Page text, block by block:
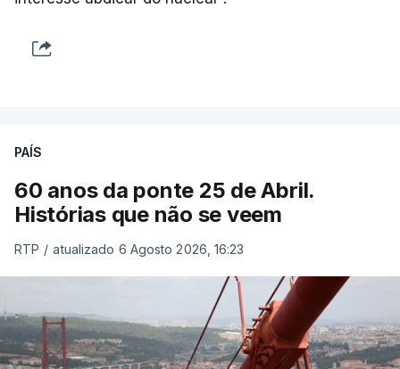
PAÍS
60 anos da ponte 25 de Abril.
Histórias que não se veem
RTP / atualizado 6 Agosto 2026, 16:23